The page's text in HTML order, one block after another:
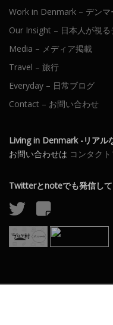
Work in Denmark – デンマ
Our Insight – 日本人が視る
Media – メディア掲載
Travel – 旅行
Everyday – 日常ブログ
Contact – お問い合わせ
Living in Denmark -リアル
お問い合わせは コンタク
Twitterとnoteでも発信して